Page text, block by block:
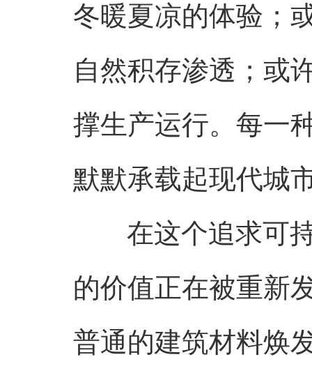
冬暖夏凉的体验；
自然积存渗透；或
撑生产运行。每一
默默承载起现代城
在这个追求可
的价值正在被重新
普通的建筑材料焕